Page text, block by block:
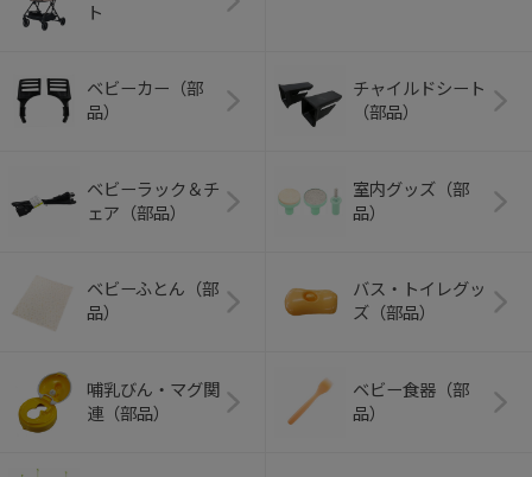
ト
ベビーカー（部
品）
チャイルドシート
（部品）
ベビーラック＆チ
ェア（部品）
室内グッズ（部
品）
ベビーふとん（部
品）
バス・トイレグッ
ズ（部品）
哺乳びん・マグ関
連（部品）
ベビー食器（部
品）